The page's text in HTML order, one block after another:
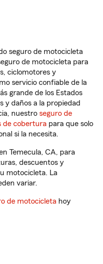
seguro de motocicleta
de motocicleta para
ciclomotores y
servicio confiable de la
grande de los Estados
y daños a la propiedad
nuestro seguro de
de cobertura para que solo
si la necesita.
Temecula, CA, para
descuentos y
motocicleta. La
variar.
de motocicleta hoy